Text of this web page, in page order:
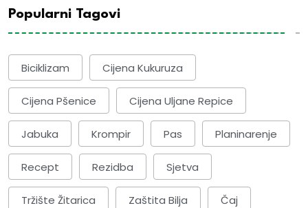
Popularni Tagovi
Biciklizam Cijena Kukuruza
Cijena Pšenice Cijena Uljane Repice
Jabuka Krompir Pas Planinarenje
Recept Rezidba Sjetva
Tržište Žitarica Zaštita Bilja Čaj